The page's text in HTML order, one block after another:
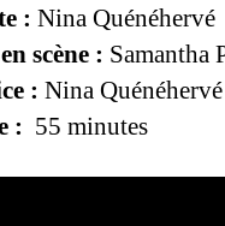
: Nina Quénéhervé
scène : Samantha
: Nina Quénéhervé
: 55 minutes